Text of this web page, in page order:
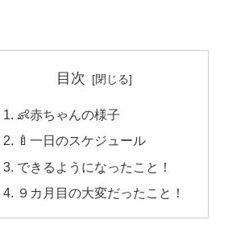
目次
👶赤ちゃんの様子
🍼一日のスケジュール
できるようになったこと！
９カ月目の大変だったこと！